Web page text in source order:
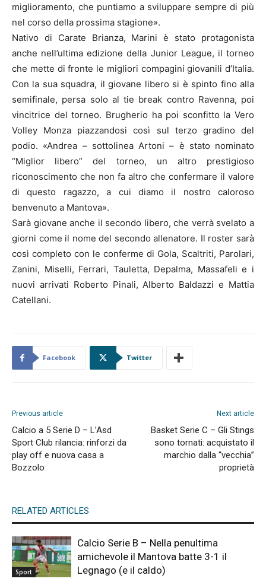
miglioramento, che puntiamo a sviluppare sempre di più
nel corso della prossima stagione».
Nativo di Carate Brianza, Marini è stato protagonista
anche nell’ultima edizione della Junior League, il torneo
che mette di fronte le migliori compagini giovanili d’Italia.
Con la sua squadra, il giovane libero si è spinto fino alla
semifinale, persa solo al tie break contro Ravenna, poi
vincitrice del torneo. Brugherio ha poi sconfitto la Vero
Volley Monza piazzandosi così sul terzo gradino del
podio. «Andrea – sottolinea Artoni – è stato nominato
“Miglior libero” del torneo, un altro prestigioso
riconoscimento che non fa altro che confermare il valore
di questo ragazzo, a cui diamo il nostro caloroso
benvenuto a Mantova».
Sarà giovane anche il secondo libero, che verrà svelato a
giorni come il nome del secondo allenatore. Il roster sarà
così completo con le conferme di Gola, Scaltriti, Parolari,
Zanini, Miselli, Ferrari, Tauletta, Depalma, Massafeli e i
nuovi arrivati Roberto Pinali, Alberto Baldazzi e Mattia
Catellani.
Facebook Twitter
Previous article
Calcio a 5 Serie D – L’Asd
Sport Club rilancia: rinforzi da
play off e nuova casa a
Bozzolo
Next article
Basket Serie C – Gli Stings
sono tornati: acquistato il
marchio dalla “vecchia”
proprietà
RELATED ARTICLES
Sport
Calcio Serie B – Nella penultima
amichevole il Mantova batte 3-1 il
Legnago (e il caldo)